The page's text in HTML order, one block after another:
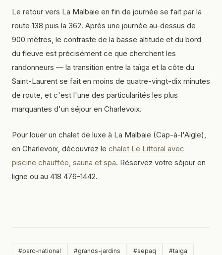
Le retour vers La Malbaie en fin de journée se fait par la
route 138 puis la 362. Après une journée au-dessus de
900 mètres, le contraste de la basse altitude et du bord
du fleuve est précisément ce que cherchent les
randonneurs — la transition entre la taïga et la côte du
Saint-Laurent se fait en moins de quatre-vingt-dix minutes
de route, et c'est l'une des particularités les plus
marquantes d'un séjour en Charlevoix.
Pour louer un chalet de luxe à La Malbaie (Cap-à-l'Aigle),
en Charlevoix, découvrez le chalet Le Littoral avec
piscine chauffée, sauna et spa. Réservez votre séjour en
ligne ou au 418 476-1442.
#parc-national #grands-jardins #sepaq #taiga